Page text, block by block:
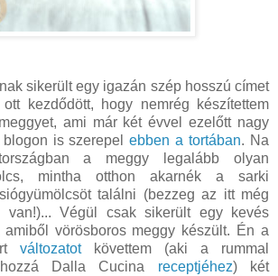
sikerült egy igazán szép hosszú címet
kezdődött, hogy nemrég készítettem
ami már két évvel ezelőtt nagy
blogon is szerepelebben a tortában. Na
a meggy legalább olyan
mintha otthon akarnék a sarki
találni (bezzeg az itt még
van!)... Végül csak sikerült egy kevés
amiből vörösboros meggy készült. Én a
változatotkövettem (aki a rummal
Dalla Cucina receptjéhez) két